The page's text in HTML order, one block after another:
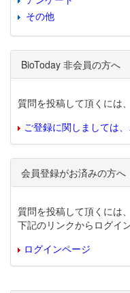
その他
BioToday 非会員の方へ
質問を投稿して頂くには
ご登録に関しましては
会員登録がお済みの方へ
質問を投稿して頂くには
下記のリンクからログイ
ログインページ